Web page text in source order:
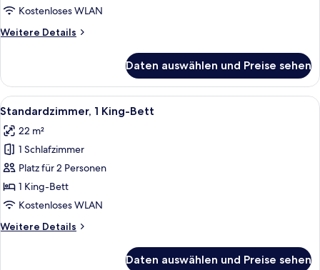
Kostenloses WLAN
Weitere Details
Weitere
2 Einzelbetten
Daten auswählen und Preise sehen
Alle
Fotos
für
Standardzimmer,
1 King-
Bett
anzeigen
Ein Hotelzimmer mit einem großen
7
Standardzimmer, 1 King-Bett
22 m²
1 Schlafzimmer
Platz für 2 Personen
1 King-Bett
Kostenloses WLAN
Weitere Details
Weitere
Daten auswählen und Preise sehen